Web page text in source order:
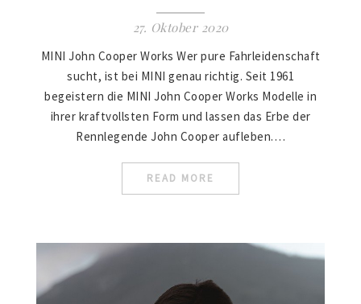
27. Oktober 2020
MINI John Cooper Works Wer pure Fahrleidenschaft
sucht, ist bei MINI genau richtig. Seit 1961
begeistern die MINI John Cooper Works Modelle in
ihrer kraftvollsten Form und lassen das Erbe der
Rennlegende John Cooper aufleben.…
READ MORE